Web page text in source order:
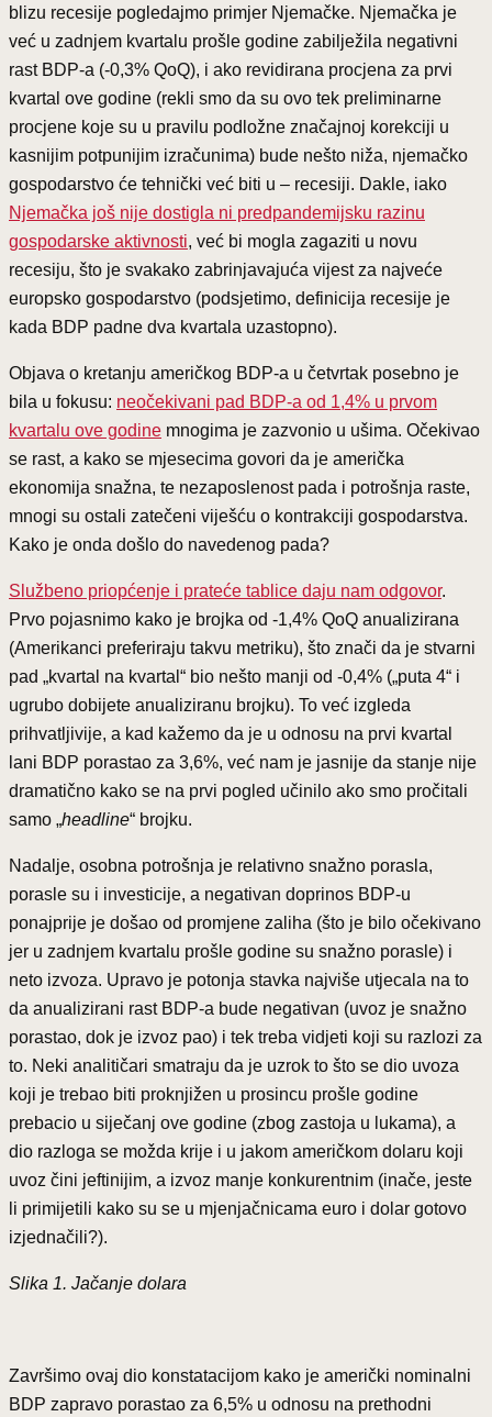
blizu recesije pogledajmo primjer Njemačke. Njemačka je
već u zadnjem kvartalu prošle godine zabilježila negativni
rast BDP-a (-0,3% QoQ), i ako revidirana procjena za prvi
kvartal ove godine (rekli smo da su ovo tek preliminarne
procjene koje su u pravilu podložne značajnoj korekciji u
kasnijim potpunijim izračunima) bude nešto niža, njemačko
gospodarstvo će tehnički već biti u – recesiji. Dakle, iako
Njemačka još nije dostigla ni predpandemijsku razinu
gospodarske aktivnosti, već bi mogla zagaziti u novu
recesiju, što je svakako zabrinjavajuća vijest za najveće
europsko gospodarstvo (podsjetimo, definicija recesije je
kada BDP padne dva kvartala uzastopno).
Objava o kretanju američkog BDP-a u četvrtak posebno je
bila u fokusu: neočekivani pad BDP-a od 1,4% u prvom
kvartalu ove godine mnogima je zazvonio u ušima. Očekivao
se rast, a kako se mjesecima govori da je američka
ekonomija snažna, te nezaposlenost pada i potrošnja raste,
mnogi su ostali zatečeni viješću o kontrakciji gospodarstva.
Kako je onda došlo do navedenog pada?
Službeno priopćenje i prateće tablice daju nam odgovor.
Prvo pojasnimo kako je brojka od -1,4% QoQ anualizirana
(Amerikanci preferiraju takvu metriku), što znači da je stvarni
pad „kvartal na kvartal“ bio nešto manji od -0,4% („puta 4“ i
ugrubo dobijete anualiziranu brojku). To već izgleda
prihvatljivije, a kad kažemo da je u odnosu na prvi kvartal
lani BDP porastao za 3,6%, već nam je jasnije da stanje nije
dramatično kako se na prvi pogled učinilo ako smo pročitali
samo „headline“ brojku.
Nadalje, osobna potrošnja je relativno snažno porasla,
porasle su i investicije, a negativan doprinos BDP-u
ponajprije je došao od promjene zaliha (što je bilo očekivano
jer u zadnjem kvartalu prošle godine su snažno porasle) i
neto izvoza. Upravo je potonja stavka najviše utjecala na to
da anualizirani rast BDP-a bude negativan (uvoz je snažno
porastao, dok je izvoz pao) i tek treba vidjeti koji su razlozi za
to. Neki analitičari smatraju da je uzrok to što se dio uvoza
koji je trebao biti proknjižen u prosincu prošle godine
prebacio u siječanj ove godine (zbog zastoja u lukama), a
dio razloga se možda krije i u jakom američkom dolaru koji
uvoz čini jeftinijim, a izvoz manje konkurentnim (inače, jeste
li primijetili kako su se u mjenjačnicama euro i dolar gotovo
izjednačili?).
Slika 1. Jačanje dolara
Završimo ovaj dio konstatacijom kako je američki nominalni
BDP zapravo porastao za 6,5% u odnosu na prethodni